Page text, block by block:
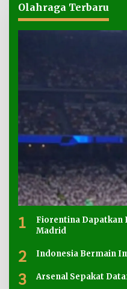
Olahraga Terbaru
1
Fiorentina Dapatkan
Madrid
2 Indonesia Bermain
3 Arsenal Sepakat